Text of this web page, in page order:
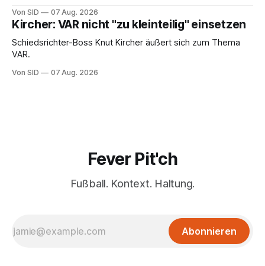
Von SID 07 Aug. 2026
Kircher: VAR nicht "zu kleinteilig" einsetzen
Schiedsrichter-Boss Knut Kircher äußert sich zum Thema
VAR.
Von SID 07 Aug. 2026
Fever Pit'ch
Fußball. Kontext. Haltung.
Abonnieren